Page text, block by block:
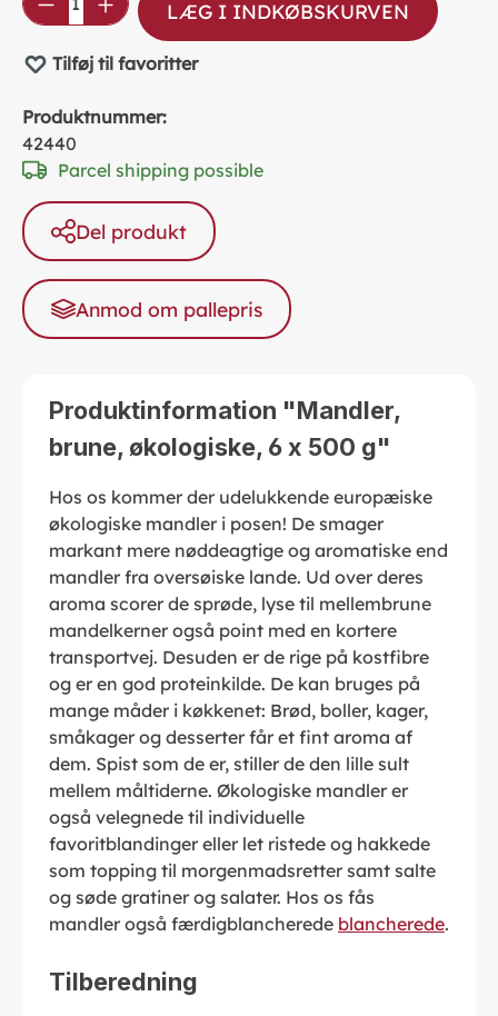
LÆG I INDKØBSKURVEN
Tilføj til favoritter
Produktnummer:
42440
Parcel shipping possible
Del produkt
Anmod om pallepris
Produktinformation "Mandler,
brune, økologiske, 6 x 500 g"
Hos os kommer der udelukkende europæiske
økologiske mandler i posen! De smager
markant mere nøddeagtige og aromatiske end
mandler fra oversøiske lande. Ud over deres
aroma scorer de sprøde, lyse til mellembrune
mandelkerner også point med en kortere
transportvej. Desuden er de rige på kostfibre
og er en god proteinkilde. De kan bruges på
mange måder i køkkenet: Brød, boller, kager,
småkager og desserter får et fint aroma af
dem. Spist som de er, stiller de den lille sult
mellem måltiderne. Økologiske mandler er
også velegnede til individuelle
favoritblandinger eller let ristede og hakkede
som topping til morgenmadsretter samt salte
og søde gratiner og salater. Hos os fås
mandler også færdigblancherede blancherede.
Tilberedning